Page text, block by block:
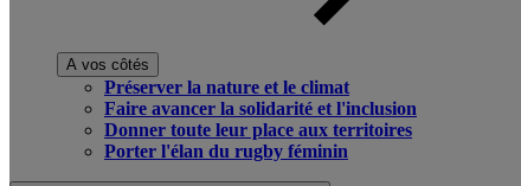
A vos côtés
Préserver la nature et le climat
Faire avancer la solidarité et l'inclusion
Donner toute leur place aux territoires
Porter l'élan du rugby féminin